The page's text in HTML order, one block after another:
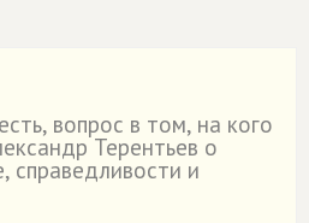
вопрос в том, на кого
Терентьев о
справедливости и